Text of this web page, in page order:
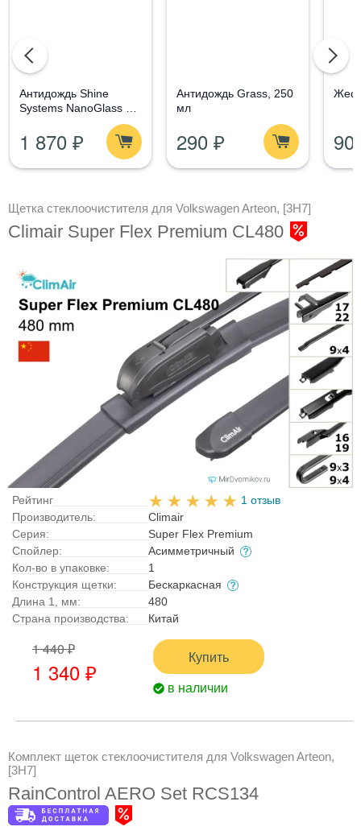
Aнтидождь Shine
Systems NanoGlass Kit
- Набор по уходу за
стеклом
1 870 ₽
Антидождь Grass, 250
мл
290 ₽ 90
Щетка стеклоочистителя для Volkswagen Arteon, [3H7]
Climair Super Flex Premium CL480
Рейтинг
1 отзыв
Производитель:
Climair
Серия:
Super Flex Premium
Спойлер:
Асимметричный
Кол-во в упаковке:
1
Конструкция щетки:
Бескаркасная
Длина 1, мм:
480
Страна производства:
Китай
1 440 ₽
1 340 ₽
Купить
в наличии
Комплект щеток стеклоочистителя для Volkswagen Arteon,
[3H7]
RainControl AERO Set RCS134